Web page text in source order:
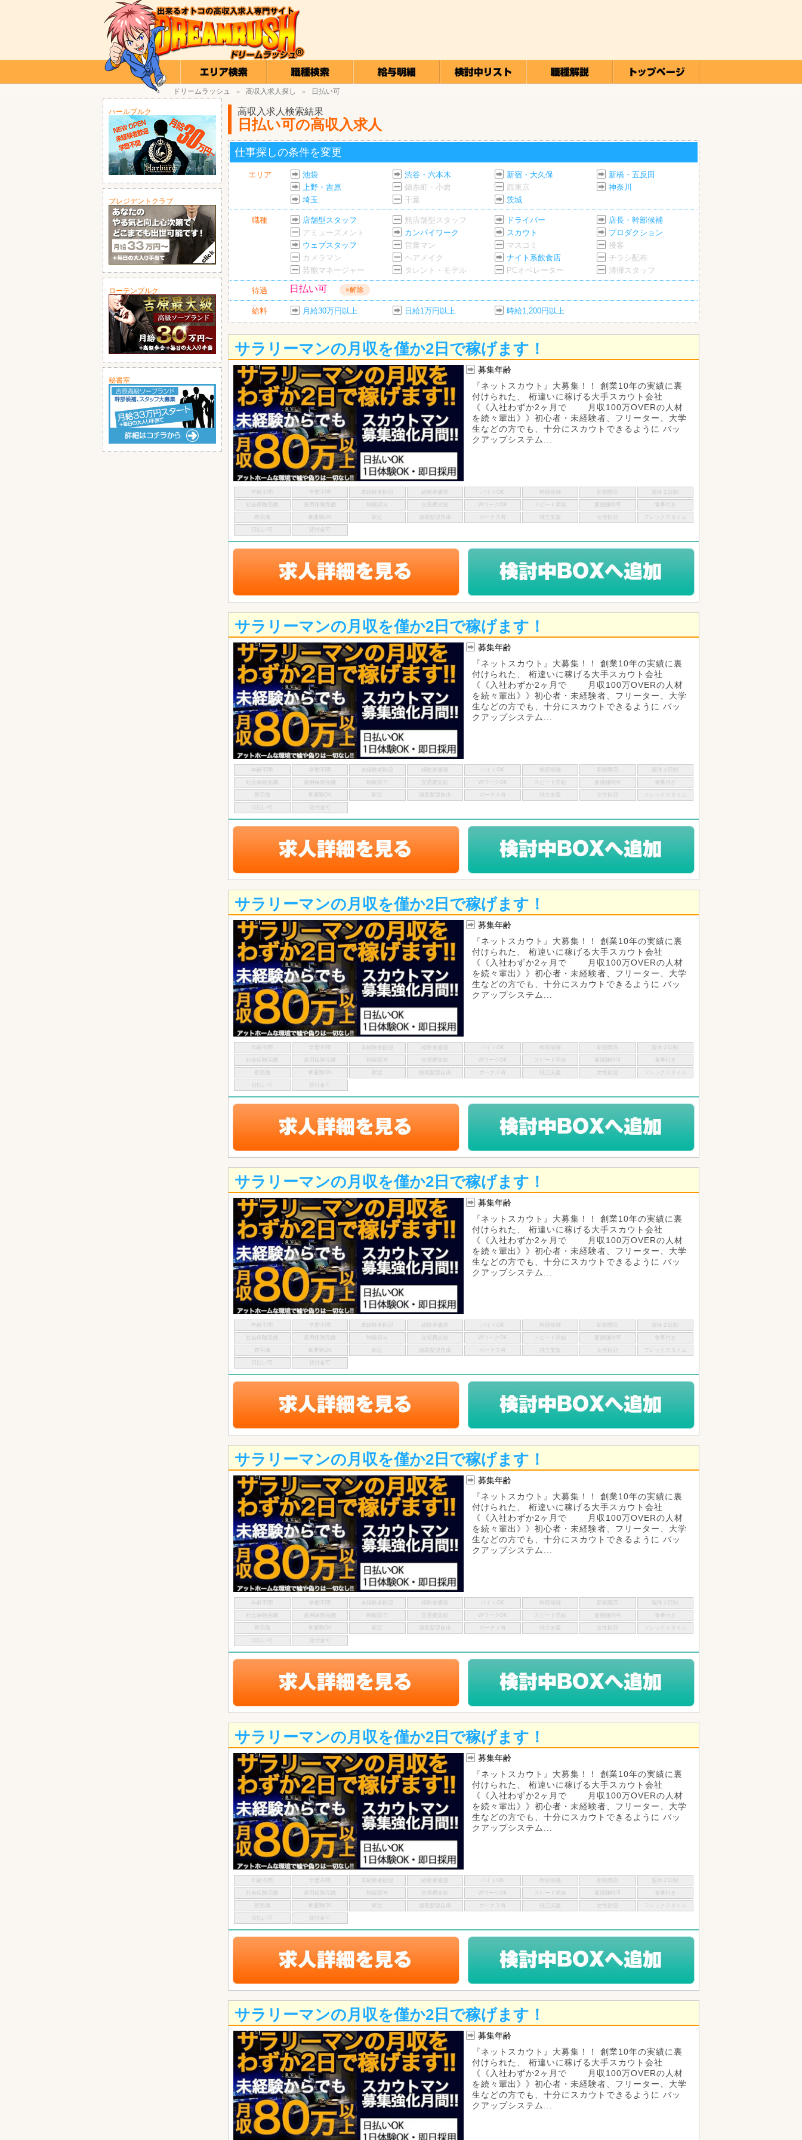
ドリームラッシュ ＞ 高収入求人探し ＞ 日払い可
ハールブルク
プレジデントクラブ
ローテンブルク
秘書室
高収入求人検索結果
日払い可の高収入求人
仕事探しの条件を変更
エリア 池袋 渋谷・六本木 新宿・大久保
新橋・五反田
上野・吉原
錦糸町・小岩 西東京
神奈川
埼玉
千葉 茨城
職種 店舗型スタッフ 無店舗型スタッフ ドライバー
店長・幹部候補
アミューズメント
カンパイワーク スカウト
プロダクション
ウェブスタッフ
営業マン マスコミ
接客
カメラマン
ヘアメイク ナイト系飲食店
チラシ配布
芸能マネージャー
タレント・モデル PCオペレーター 清掃スタッフ
待遇 日払い可 ×解除
給料 月給30万円以上 日給1万円以上 時給1,200円以上
サラリーマンの月収を僅か2日で稼げます！
募集年齢
『ネットスカウト』大募集！！ 創業10年の実績に裏
付けられた、 桁違いに稼げる大手スカウト会社
《《入社わずか2ヶ月で 月収100万OVERの人材
を続々輩出》》初心者・未経験者、フリーター、大学
生などの方でも、十分にスカウトできるように バッ
クアップシステム...
年齢不問 学歴不問 未経験者歓迎 経験者優遇 バイトOK 幹部候補 週休２日制
社会保険完備 雇用保険完備 制服貸与 交通費支給 WワークOK スピード昇給 面接随時可 食事付き
寮完備 車通勤OK 駅近 服装髪型自由 ボーナス有 独立支援 女性歓迎 フレックスタイム
貸付金可
サラリーマンの月収を僅か2日で稼げます！
募集年齢
『ネットスカウト』大募集！！ 創業10年の実績に裏
付けられた、 桁違いに稼げる大手スカウト会社
《《入社わずか2ヶ月で 月収100万OVERの人材
を続々輩出》》初心者・未経験者、フリーター、大学
生などの方でも、十分にスカウトできるように バッ
クアップシステム...
年齢不問 学歴不問 未経験者歓迎 経験者優遇 バイトOK 幹部候補 週休２日制
社会保険完備 雇用保険完備 制服貸与 交通費支給 WワークOK スピード昇給 面接随時可 食事付き
寮完備 車通勤OK 駅近 服装髪型自由 ボーナス有 独立支援 女性歓迎 フレックスタイム
貸付金可
サラリーマンの月収を僅か2日で稼げます！
募集年齢
『ネットスカウト』大募集！！ 創業10年の実績に裏
付けられた、 桁違いに稼げる大手スカウト会社
《《入社わずか2ヶ月で 月収100万OVERの人材
を続々輩出》》初心者・未経験者、フリーター、大学
生などの方でも、十分にスカウトできるように バッ
クアップシステム...
年齢不問 学歴不問 未経験者歓迎 経験者優遇 バイトOK 幹部候補 週休２日制
社会保険完備 雇用保険完備 制服貸与 交通費支給 WワークOK スピード昇給 面接随時可 食事付き
寮完備 車通勤OK 駅近 服装髪型自由 ボーナス有 独立支援 女性歓迎 フレックスタイム
貸付金可
サラリーマンの月収を僅か2日で稼げます！
募集年齢
『ネットスカウト』大募集！！ 創業10年の実績に裏
付けられた、 桁違いに稼げる大手スカウト会社
《《入社わずか2ヶ月で 月収100万OVERの人材
を続々輩出》》初心者・未経験者、フリーター、大学
生などの方でも、十分にスカウトできるように バッ
クアップシステム...
年齢不問 学歴不問 未経験者歓迎 経験者優遇 バイトOK 幹部候補 週休２日制
社会保険完備 雇用保険完備 制服貸与 交通費支給 WワークOK スピード昇給 面接随時可 食事付き
寮完備 車通勤OK 駅近 服装髪型自由 ボーナス有 独立支援 女性歓迎 フレックスタイム
貸付金可
サラリーマンの月収を僅か2日で稼げます！
募集年齢
『ネットスカウト』大募集！！ 創業10年の実績に裏
付けられた、 桁違いに稼げる大手スカウト会社
《《入社わずか2ヶ月で 月収100万OVERの人材
を続々輩出》》初心者・未経験者、フリーター、大学
生などの方でも、十分にスカウトできるように バッ
クアップシステム...
年齢不問 学歴不問 未経験者歓迎 経験者優遇 バイトOK 幹部候補 週休２日制
社会保険完備 雇用保険完備 制服貸与 交通費支給 WワークOK スピード昇給 面接随時可 食事付き
寮完備 車通勤OK 駅近 服装髪型自由 ボーナス有 独立支援 女性歓迎 フレックスタイム
貸付金可
サラリーマンの月収を僅か2日で稼げます！
募集年齢
『ネットスカウト』大募集！！ 創業10年の実績に裏
付けられた、 桁違いに稼げる大手スカウト会社
《《入社わずか2ヶ月で 月収100万OVERの人材
を続々輩出》》初心者・未経験者、フリーター、大学
生などの方でも、十分にスカウトできるように バッ
クアップシステム...
年齢不問 学歴不問 未経験者歓迎 経験者優遇 バイトOK 幹部候補 週休２日制
社会保険完備 雇用保険完備 制服貸与 交通費支給 WワークOK スピード昇給 面接随時可 食事付き
寮完備 車通勤OK 駅近 服装髪型自由 ボーナス有 独立支援 女性歓迎 フレックスタイム
貸付金可
サラリーマンの月収を僅か2日で稼げます！
募集年齢
『ネットスカウト』大募集！！ 創業10年の実績に裏
付けられた、 桁違いに稼げる大手スカウト会社
《《入社わずか2ヶ月で 月収100万OVERの人材
を続々輩出》》初心者・未経験者、フリーター、大学
生などの方でも、十分にスカウトできるように バッ
クアップシステム...